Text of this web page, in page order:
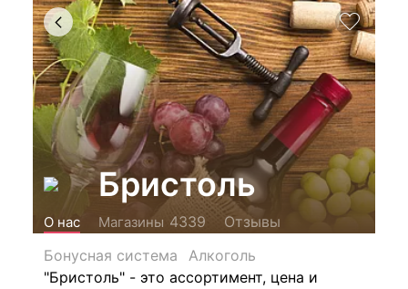
Бристоль
О нас Магазины 4339
Отзывы
Бонусная система
Алкоголь
"Бристоль" - это ассортимент, цена и